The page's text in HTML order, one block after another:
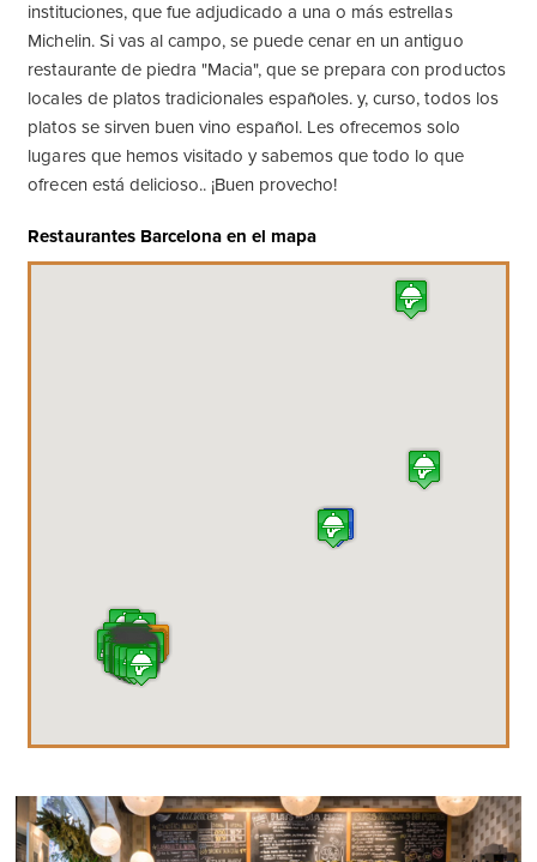
instituciones, que fue adjudicado a una o más estrellas
Michelin. Si vas al campo, se puede cenar en un antiguo
restaurante de piedra "Macia", que se prepara con productos
locales de platos tradicionales españoles. y, curso, todos los
platos se sirven buen vino español. Les ofrecemos solo
lugares que hemos visitado y sabemos que todo lo que
ofrecen está delicioso.. ¡Buen provecho!
Restaurantes Barcelona en el mapa